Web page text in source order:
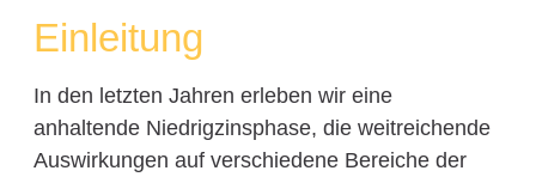
Einleitung
In den letzten Jahren erleben wir eine
anhaltende Niedrigzinsphase, die weitreichende
Auswirkungen auf verschiedene Bereiche der